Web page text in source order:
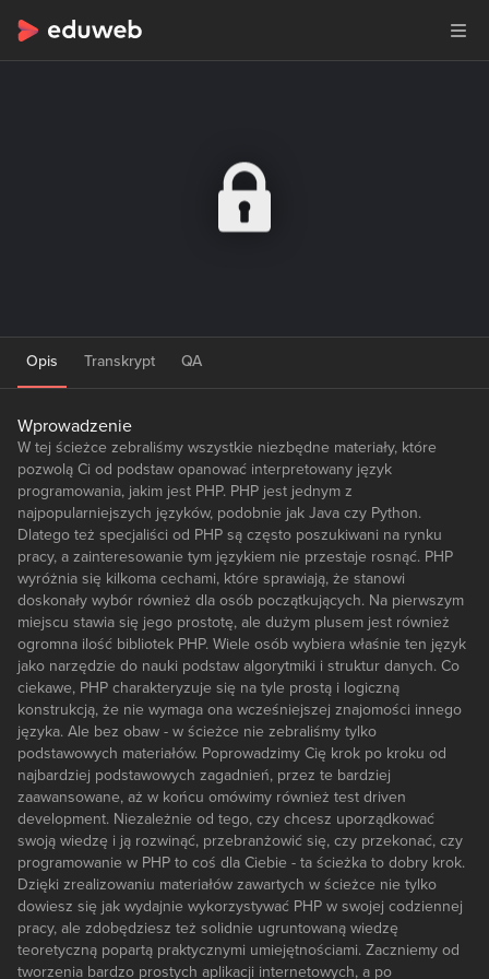
Opis Transkrypt QA
Wprowadzenie
W tej ścieżce zebraliśmy wszystkie niezbędne materiały, które
pozwolą Ci od podstaw opanować interpretowany język
programowania, jakim jest PHP. PHP jest jednym z
najpopularniejszych języków, podobnie jak Java czy Python.
Dlatego też specjaliści od PHP są często poszukiwani na rynku
pracy, a zainteresowanie tym językiem nie przestaje rosnąć. PHP
wyróżnia się kilkoma cechami, które sprawiają, że stanowi
doskonały wybór również dla osób początkujących. Na pierwszym
miejscu stawia się jego prostotę, ale dużym plusem jest również
ogromna ilość bibliotek PHP. Wiele osób wybiera właśnie ten język
jako narzędzie do nauki podstaw algorytmiki i struktur danych. Co
ciekawe, PHP charakteryzuje się na tyle prostą i logiczną
konstrukcją, że nie wymaga ona wcześniejszej znajomości innego
języka. Ale bez obaw - w ścieżce nie zebraliśmy tylko
podstawowych materiałów. Poprowadzimy Cię krok po kroku od
najbardziej podstawowych zagadnień, przez te bardziej
zaawansowane, aż w końcu omówimy również test driven
development. Niezależnie od tego, czy chcesz uporządkować
swoją wiedzę i ją rozwinąć, przebranżowić się, czy przekonać, czy
programowanie w PHP to coś dla Ciebie - ta ścieżka to dobry krok.
Dzięki zrealizowaniu materiałów zawartych w ścieżce nie tylko
dowiesz się jak wydajnie wykorzystywać PHP w swojej codziennej
pracy, ale zdobędziesz też solidnie ugruntowaną wiedzę
teoretyczną popartą praktycznymi umiejętnościami. Zaczniemy od
tworzenia bardzo prostych aplikacji internetowych, a po